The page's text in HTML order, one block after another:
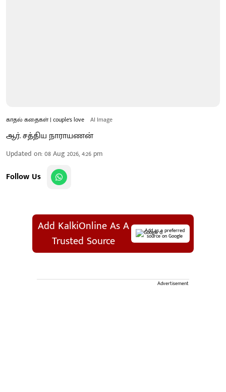
காதல் கதைகள் | couple's love AI Image
ஆர். சத்திய நாராயணன்
Updated on:08 Aug 2026, 4:26 pm
Follow Us
Add KalkiOnline As A
Trusted Source
Add as a preferred
source on Google
Advertisement